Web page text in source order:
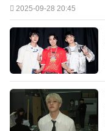
2025-09-28 20:45